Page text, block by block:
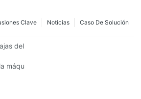
Caso De Solución
Noticias
Clave
de restauración de vidrio?
del sistema de pulverización
la seguridad de la tubería?
máquina de pulverización de esmalte